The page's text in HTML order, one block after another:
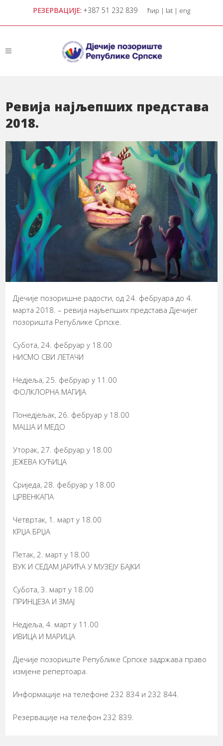
РЕЗЕРВАЦИЈЕ: +387 51 232 839 ћир | lat | eng
Ревија најљепших представа
2018.
Дјечије позоришне радости, од 24. фебруара до 4.
марта 2018. – ревија најљепших представа Дјечијег
позоришта Републике Српске.
Субота, 24. фебруар у 18.00
НИСМО СВИ ЛЕТАЧИ
Недјеља, 25. фебруар у 11.00
ФОЛКЛОРНА МАГИЈА
Понедјељак, 26. фебруар у 18.00
МАША И МЕДО
Уторак, 27. фебруар у 18.00
ЈЕЖЕВА КУЋИЦА
Сриједа, 28. фебруар у 18.00
ЦРВЕНКАПА
Четвртак, 1. март у 18.00
КРЏА БРЏА
Петак, 2. март у 18.00
ВУК И СЕДАМ ЈАРИЋА У МУЗЕЈУ БАЈКИ
Субота, 3. март у 18.00
ПРИНЦЕЗА И ЗМАЈ
Недјеља, 4. март у 11.00
ИВИЦА И МАРИЦА
Дјечије позориште Републике Српске задржава право
измјене репертоара.
Информације на телефоне 232 834 и 232 844.
Резервације на телефон 232 839.